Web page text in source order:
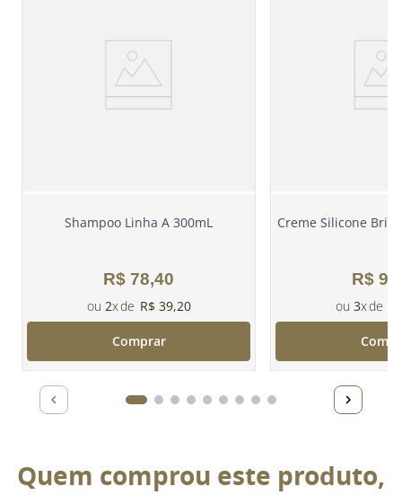
Shampoo Linha A 300mL
R$ 78,40
2 R$ 39,20
Comprar
Creme Silicone
R$ 95
3
Quem comprou este produto,